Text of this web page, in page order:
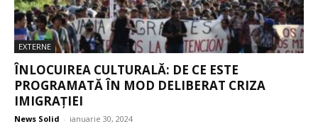
EXTERNE
ÎNLOCUIREA CULTURALĂ: DE CE ESTE
PROGRAMATĂ ÎN MOD DELIBERAT CRIZA
IMIGRAŢIEI
News Solid - ianuarie 30, 2024